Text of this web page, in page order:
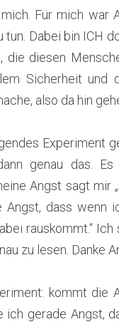
Für mich war
Dabei bin ICH
diesen
Sicherheit und
also da hin
Experiment
genau das.
Angst sagt mir
dass wenn
rauskommt.“
zu lesen. Danke
kommt die
ich gerade Angst,